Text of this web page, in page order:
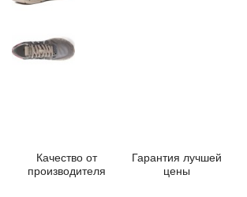
Качество от
производителя
Гарантия лучшей
цены